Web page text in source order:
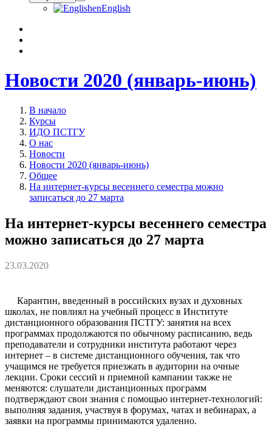
enEnglish
Новости 2020 (январь-июнь)
В начало
Курсы
ИДО ПСТГУ
О нас
Новости
Новости 2020 (январь-июнь)
Общее
На интернет-курсы весеннего семестра можно
записаться до 27 марта
На интернет-курсы весеннего семестра
можно записаться до 27 марта
23.03.2020
Карантин, введенный в российских вузах и духовных
школах, не повлиял на учебный процесс в Институте
дистанционного образования ПСТГУ: занятия на всех
программах продолжаются по обычному расписанию, ведь
преподаватели и сотрудники института работают через
интернет – в cистеме дистанционного обучения, так что
учащимся не требуется приезжать в аудитории на очные
лекции. Сроки сессий и приемной кампании также не
меняются: слушатели дистанционных программ
подтверждают свои знания с помощью интернет-технологий:
выполняя задания, участвуя в форумах, чатах и вебинарах, а
заявки на программы принимаются удаленно.